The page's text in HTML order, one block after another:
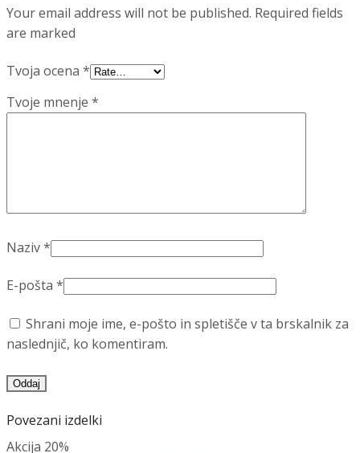
Your email address will not be published. Required fields
are marked
Tvoja ocena *
Tvoje mnenje *
Naziv*
E-pošta *
Shrani moje ime, e-pošto in spletišče v ta brskalnik za
naslednjič, ko komentiram.
Povezani izdelki
Akcija 20%